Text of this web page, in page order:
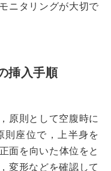
ニタリングが大切で
挿入手順
原則として空腹時に
則座位で，上半身を
面を向いた体位をと
変形などを確認して